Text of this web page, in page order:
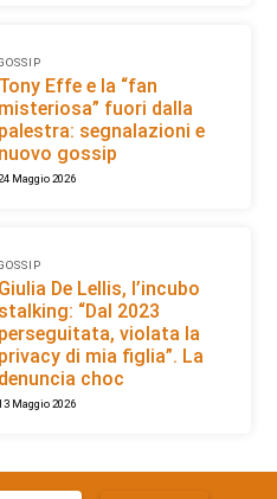
Tony Effe e la “fan
misteriosa” fuori dalla
palestra: segnalazioni e
nuovo gossip
Maggio 2026
Giulia De Lellis, l’incubo
stalking: “Dal 2023
perseguitata, violata la
privacy di mia figlia”. La
denuncia choc
Maggio 2026